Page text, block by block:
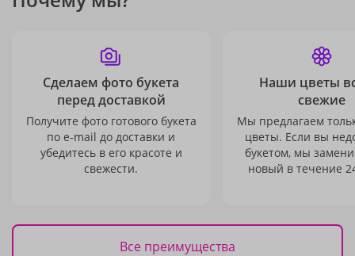
Сделаем фото букета
перед доставкой
Получите фото готового букета
по e-mail до доставки и
убедитесь в его красоте и
свежести.
Наши цветы
свежие
Мы предлагаем
цветы. Если вы
букетом, мы
новый в течение
Все преимущества